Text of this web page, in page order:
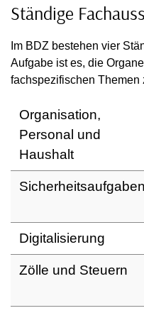
Ständige
Im BDZ bestehen vier
Aufgabe ist es, die
fachspezifischen Themen
Organisation,
Personal und
Haushalt
Sicherheitsaufgaben
Digitalisierung
Zölle und Steuern